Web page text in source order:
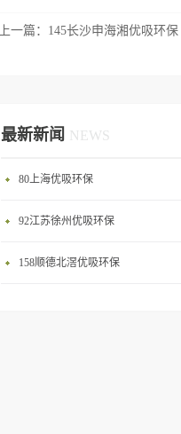
上一篇： 145长沙申海湘优吸环保
最新新闻 NEWS
80上海优吸环保
92江苏徐州优吸环保
158顺德北滘优吸环保